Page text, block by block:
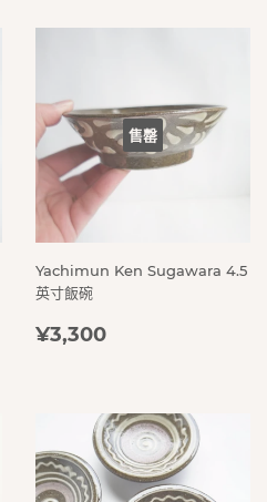
售罄
Yachimun Ken Sugawara 4.5
英寸飯碗
定
¥3,300